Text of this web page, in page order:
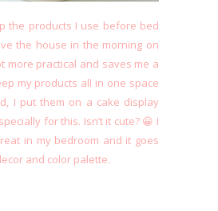
the products I use before bed
the house in the morning on
more practical and saves me a
my products all in one space
I put them on a cake display
for this. Isn’t it cute? 😀 I
in my bedroom and it goes
and color palette.